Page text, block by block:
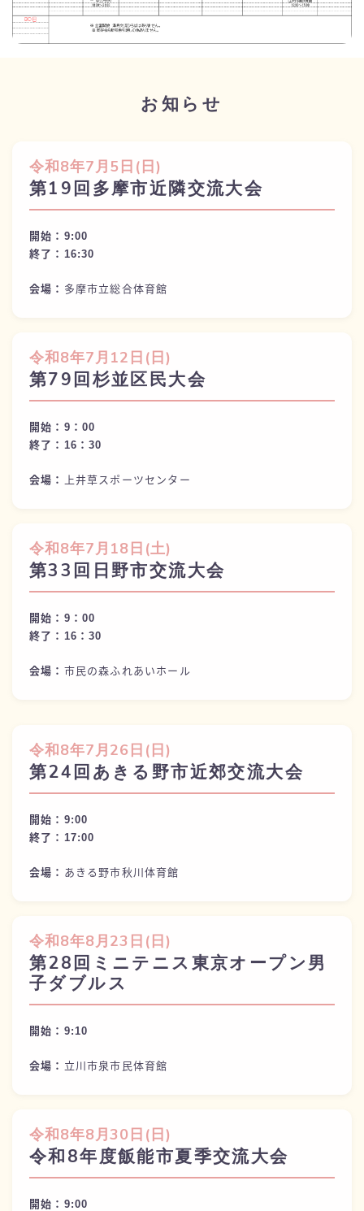
お知らせ
令和8年7月5日(日)
第19回多摩市近隣交流大会
開始：9:00
終了： 16:30
会場： 多摩市立総合体育館
令和8年7月12日(日)
第79回杉並区民大会
開始：9：00
終了： 16：30
会場： 上井草スポーツセンター
令和8年7月18日(土)
第33回日野市交流大会
開始：9：00
終了： 16：30
会場： 市民の森ふれあいホール
令和8年7月26日(日)
第24回あきる野市近郊交流大会
開始：9:00
終了： 17:00
会場： あきる野市秋川体育館
令和8年8月23日(日)
第28回ミニテニス東京オープン男
子ダブルス
開始：9: 10
会場： 立川市泉市民体育館
令和8年8月30日(日)
令和8年度飯能市夏季交流大会
開始：9:00